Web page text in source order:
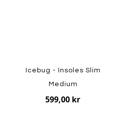
Icebug - Insoles Slim
Medium
599,00 kr